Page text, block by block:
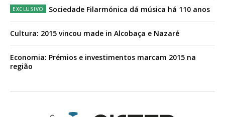
Sociedade Filarmónica dá música há 110 anos
Cultura: 2015 vincou made in Alcobaça e Nazaré
Economia: Prémios e investimentos marcam 2015 na
região